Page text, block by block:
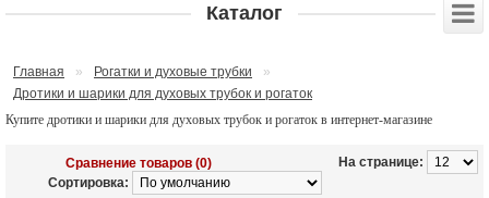
Каталог
Главная » Рогатки и духовые трубки
»
Дротики и шарики для духовых трубок и рогаток
Купите дротики и шарики для духовых трубок и рогаток в интернет-магазине
На странице:
Сравнение товаров (0)
Сортировка: